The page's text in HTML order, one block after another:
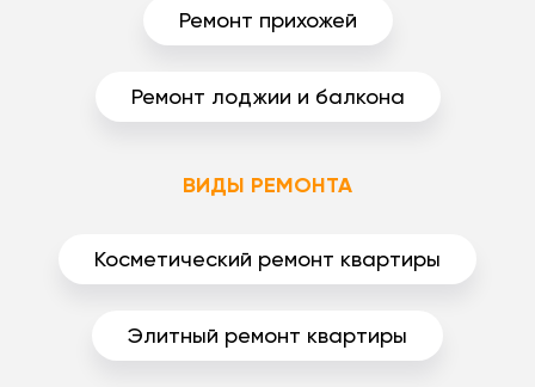
Ремонт прихожей
Ремонт лоджии и балкона
ВИДЫ РЕМОНТА
Косметический ремонт квартиры
Элитный ремонт квартиры